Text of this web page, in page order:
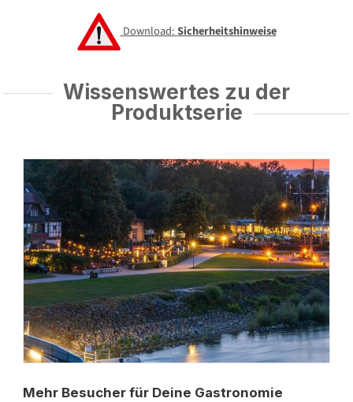
Download:Sicherheitshinweise
Wissenswertes zu der
Produktserie
Mehr Besucher für Deine Gastronomie